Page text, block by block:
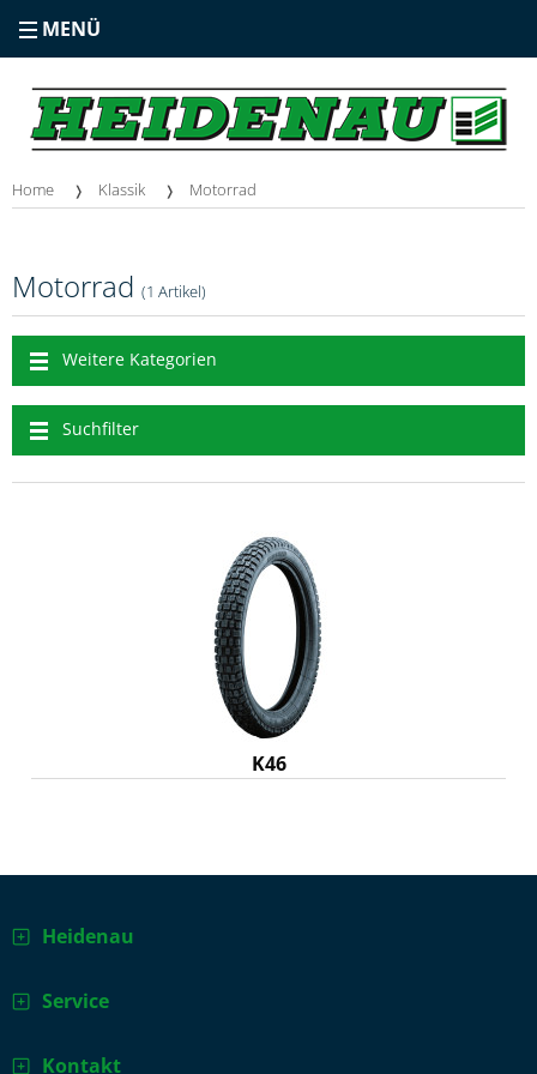
MENÜ
Home Klassik Motorrad
Motorrad (1 Artikel)
Weitere Kategorien
Suchfilter
K46
Heidenau
Service
Kontakt